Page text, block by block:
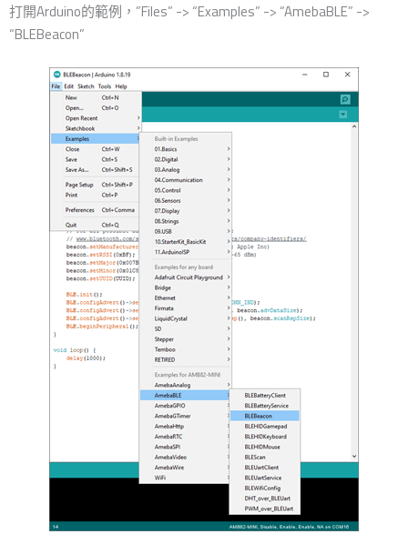
打開Arduino的範例，”Files” -> “Examples” -> “AmebaBLE” ->
“BLEBeacon”